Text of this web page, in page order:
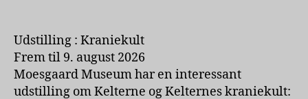
Udstilling : Kraniekult
Frem til 9. august 2026
Moesgaard Museum har en interessant
udstilling om Kelterne og Kelternes kraniekult: